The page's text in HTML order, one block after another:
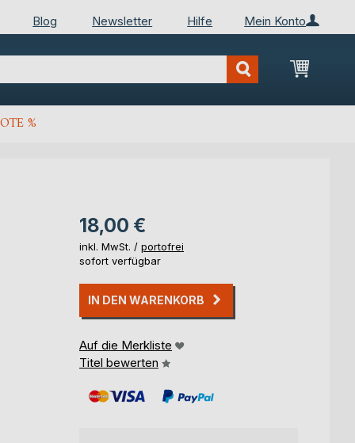
Mein Konto
Blog Newsletter Hilfe
Mein
%
18,00 €
inkl. MwSt. / portofrei
sofort verfügbar
IN DEN WARENKORB
Auf die Merkliste
Titel bewerten